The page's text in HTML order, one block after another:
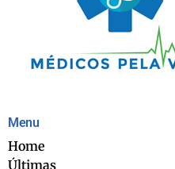
Menu
Home
Últimas